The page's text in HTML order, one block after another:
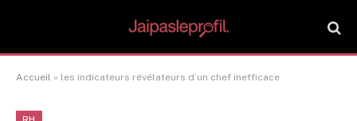
Accueil » les indicateurs révélateurs d’un chef inefficace